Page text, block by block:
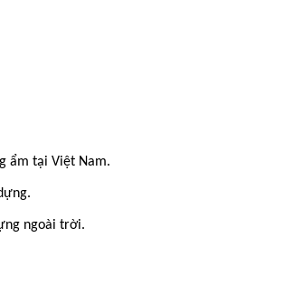
ẩm tại Việt Nam.
ngoài trời.